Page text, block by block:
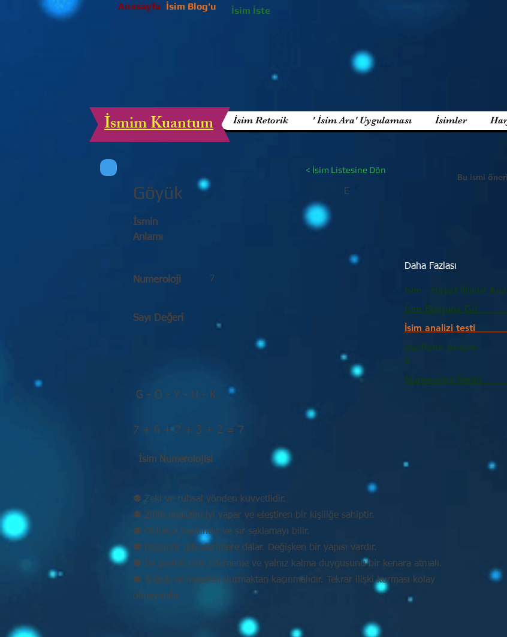
Anasayfa İsim Blog'u İsim İste
İsim Retorik ' İsim Ara' Uygulaması İsimler
İsmim Kuantum
< İsim Listesine Dön
Göyük E
Bu ismi
İsmin
Anlamı
Numeroloji 7
Sayı Değeri
G - O - Y - U - K
Daha Fazlası
İsim - Hayat İlişkisi
İsim
İsim analizi
Harflerin
>
Numeroloji
7 + 6 + 7 + 3 + 2 = 7
İsim Numerolojisi
⚉ Zeki ve ruhsal yönden kuvvetlidir.
⚉ Zihin analizini iyi yapar ve eleştiren bir kişiliğe sahiptir.
⚉ Oldukça baskındır ve sır saklamayı bilir.
⚉ Düşünür gibi derinlere dalar. Değişken bir yapısı vardır.
⚉ İyi şeyleri elde edememe ve yalnız kalma duygusunu bir kenara atmalı.
⚉ Soğuk ve mesafeli durmaktan kaçınmalıdır. Tekrar ilişki kurması kolay
olmayabilir.